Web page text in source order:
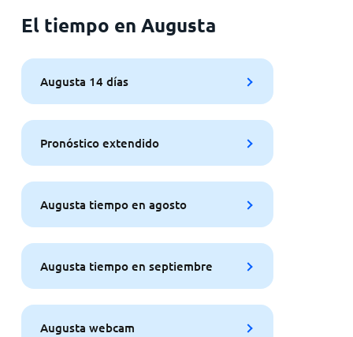
El tiempo en Augusta
Augusta 14 días
Pronóstico extendido
Augusta tiempo en agosto
Augusta tiempo en septiembre
Augusta webcam